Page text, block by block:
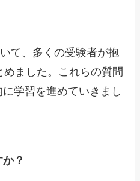
て、多くの受験者が抱
めました。これらの質問
学習を進めていきまし
？